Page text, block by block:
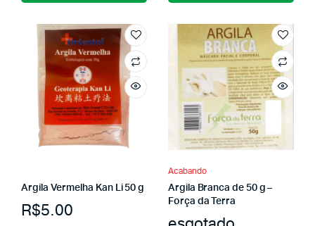
Argila Vermelha Kan Li 50 g
R$5.00
Argila Branca de 50 g –
Força da Terra
Acabando